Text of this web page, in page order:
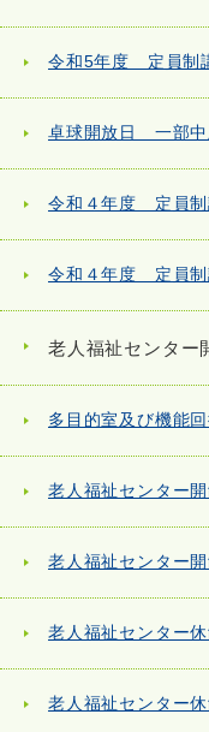
令和5年度 定員制
卓球開放日 一部中
令和４年度 定員
令和４年度 定員制
老人福祉センター
多目的室及び機能
老人福祉センター
老人福祉センター
老人福祉センター
老人福祉センター